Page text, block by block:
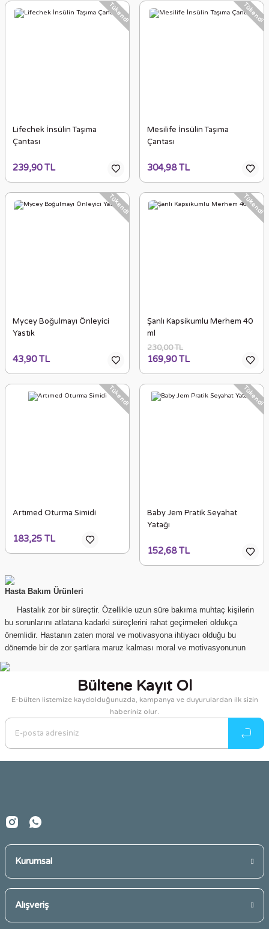
Tükendi
Lifechek İnsülin Taşıma
Çantası
239,90 TL
Tükendi
Mesilife İnsülin Taşıma
Çantası
304,98 TL
Tükendi
Mycey Boğulmayı Önleyici
Yastık
43,90 TL
Tükendi
Şanlı Kapsikumlu Merhem 40
ml
230,00 TL
169,90 TL
Tükendi
Artımed Oturma Simidi
183,25 TL
Tükendi
Baby Jem Pratik Seyahat
Yatağı
152,68 TL
Hasta Bakım Ürünleri
Hastalık zor bir süreçtir. Özellikle uzun süre bakıma muhtaç kişilerin
bu sorunlarını atlatana kadarki süreçlerini rahat geçirmeleri oldukça
önemlidir. Hastanın zaten moral ve motivasyona ihtiyacı olduğu bu
dönemde bir de zor şartlara maruz kalması moral ve motivasyonunun
bozulmasına neden olacağından hastayla ilgilenen kişilerin oldukça
hassas bir yaklaşımda bulunmaları gerekir.
Hastalık süresince iyi bir bakımda bulunmak için kullandığımız ürünler
de bu doğrultuda önemlidir. Kullanacağımız yara bantlarından,hasta
bezlerindenkompresslere kadar tüm ürünler hastayı temiz tutmayı
amaçlarken aynı zamanda pratiklik te sağlar. Kullan at
bezlerinden
Sık kullanılan bu tür ürünlerde fiyat faktörü de oldukça önemlidir. Uzun
süren bir hastalık döneminde veya yaşlıların bu ürünleri günlük kullanım
gereksinimlerinde tedarik edilecek ürünlerin fiyatları uygun olarak
sayfamızda uygun fiyata bulabileceğiniz ürün çeşitlerimizi sizler için
sunuyoruz.
Bültene Kayıt Ol
E-bülten listemize kaydolduğunuzda, kampanya ve duyurulardan ilk sizin
haberiniz olur.
Kurumsal
Alışveriş